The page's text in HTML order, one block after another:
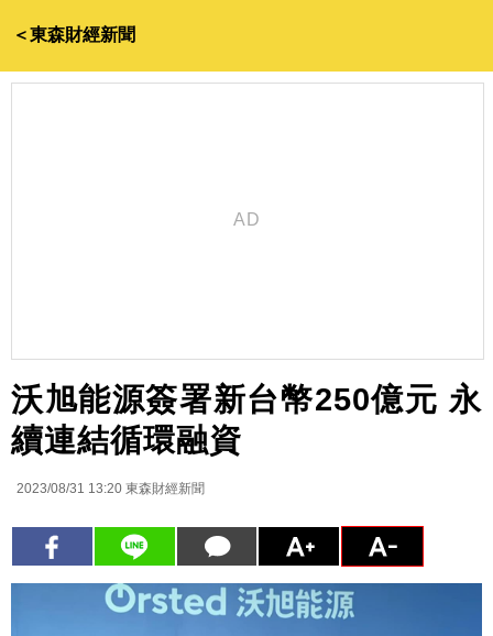
＜東森財經新聞
沃旭能源簽署新台幣250億元 永
續連結循環融資
2023/08/31 13:20 東森財經新聞